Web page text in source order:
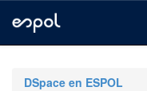
navigationDSpace en ESPOL